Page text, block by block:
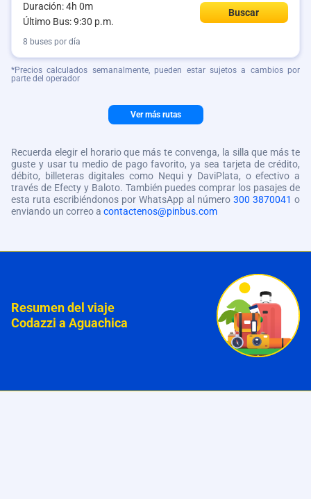
Duración: 4h 0m
Último Bus: 9:30 p.m.
Buscar
8 buses por día
*Precios calculados semanalmente, pueden estar sujetos a cambios por
parte del operador
Ver más rutas
Recuerda elegir el horario que más te convenga, la silla que más te
guste y usar tu medio de pago favorito, ya sea tarjeta de crédito,
débito, billeteras digitales como Nequi y DaviPlata, o efectivo a
través de Efecty y Baloto. También puedes comprar los pasajes de
esta ruta escribiéndonos por WhatsApp al número 300 3870041 o
enviando un correo a contactenos@pinbus.com
Resumen del viaje
Codazzi a Aguachica